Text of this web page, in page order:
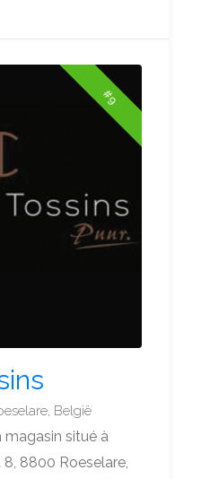
#9
België
magasin situé à
8800 Roeselare,